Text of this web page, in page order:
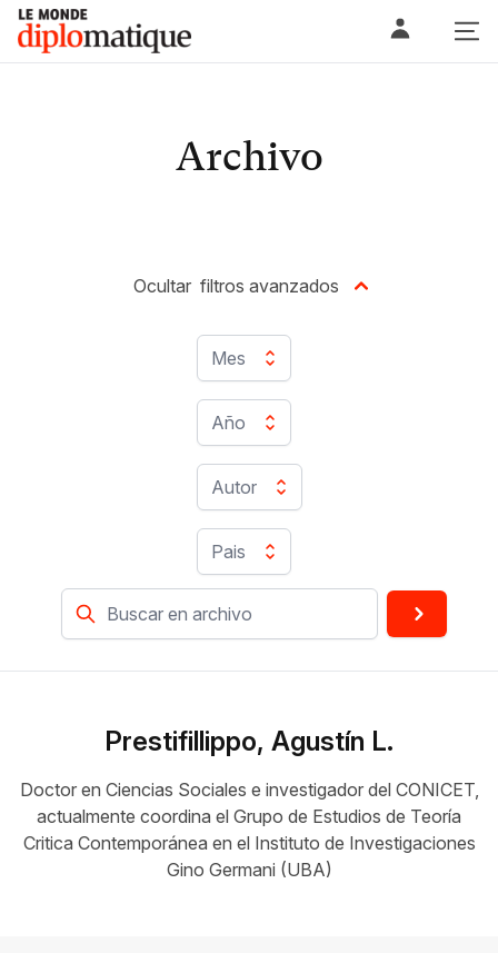
Skip
content
Le monde diplomatique
Archivo
Mes
Año
Autor
Pais
Ocultar filtros avanzados
Prestifillippo, Agustín L.
Doctor en Ciencias Sociales e investigador del CONICET,
actualmente coordina el Grupo de Estudios de Teoría
Critica Contemporánea en el Instituto de Investigaciones
Gino Germani (UBA)